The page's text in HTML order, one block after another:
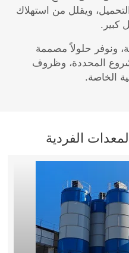
ويقلل من استهلاك
كبير.
ونوفر حلولاً مصممة
المحددة، وظروف
الخاصة.
الفردية